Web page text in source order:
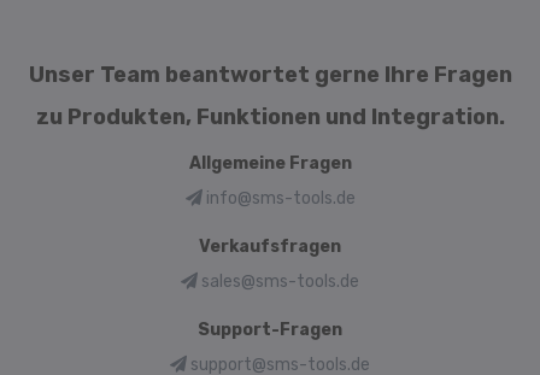
Unser Team beantwortet gerne Ihre Fragen
zu Produkten, Funktionen und Integration.
Allgemeine Fragen
info@sms-tools.de
Verkaufsfragen
sales@sms-tools.de
Support-Fragen
support@sms-tools.de